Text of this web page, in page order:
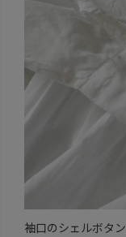
袖口のシェルボタ